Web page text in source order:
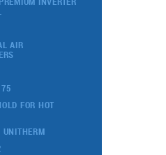
AIR
75
FOR HOT
UNITHERM